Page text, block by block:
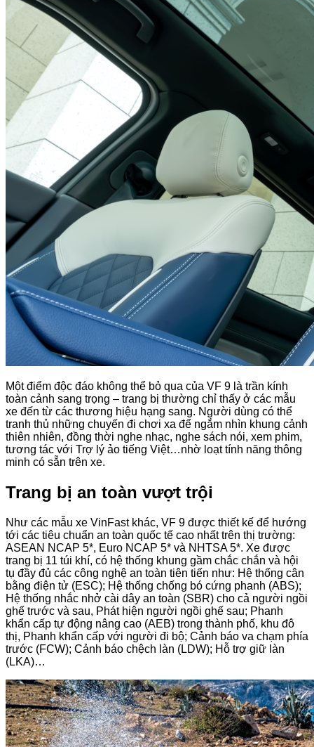
Một điểm độc đáo không thể bỏ qua của VF 9 là trần kính
toàn cảnh sang trọng – trang bị thường chỉ thấy ở các mẫu
xe đến từ các thương hiệu hạng sang. Người dùng có thể
tranh thủ những chuyến đi chơi xa để ngắm nhìn khung cảnh
thiên nhiên, đồng thời nghe nhạc, nghe sách nói, xem phim,
tương tác với Trợ lý ảo tiếng Việt…nhờ loạt tính năng thông
minh có sẵn trên xe.
Trang bị an toàn vượt trội
Như các mẫu xe VinFast khác, VF 9 được thiết kế để hướng
tới các tiêu chuẩn an toàn quốc tế cao nhất trên thị trường:
ASEAN NCAP 5*, Euro NCAP 5* và NHTSA 5*. Xe được
trang bị 11 túi khí, có hệ thống khung gầm chắc chắn và hội
tụ đầy đủ các công nghệ an toàn tiên tiến như: Hệ thống cân
bằng điện tử (ESC); Hệ thống chống bó cứng phanh (ABS);
Hệ thống nhắc nhở cài dây an toàn (SBR) cho cả người ngồi
ghế trước và sau, Phát hiện người ngồi ghế sau; Phanh
khẩn cấp tự động nâng cao (AEB) trong thành phố, khu đô
thị, Phanh khẩn cấp với người đi bộ; Cảnh báo va chạm phía
trước (FCW); Cảnh báo chệch làn (LDW); Hỗ trợ giữ làn
(LKA)…